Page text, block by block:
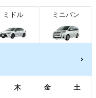
ミドル ミニバン
木 金 土